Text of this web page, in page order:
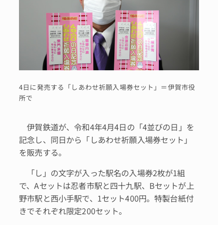
4日に発売する「しあわせ祈願入場券セット」＝伊賀市役
所で
伊賀鉄道が、令和4年4月4日の「4並びの日」を
記念し、同日から「しあわせ祈願入場券セット」
を販売する。
「し」の文字が入った駅名の入場券2枚が1組
で、Aセットは忍者市駅と四十九駅、Bセットが上
野市駅と西小手駅で、1セット400円。特製台紙付
きでそれぞれ限定200セット。